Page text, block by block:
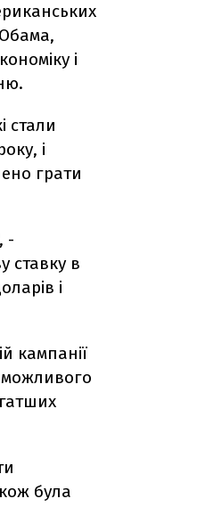
Обама,
і
стали
і
грати
-
ставку в
і
кампанії
можливого
була